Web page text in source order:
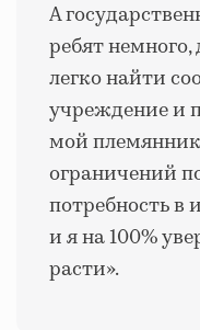
А
ребят
легко найти
учреждение и
мой
ограничений
потребность в
и я на 100%
расти».